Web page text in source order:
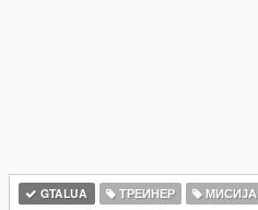
GTALUA ТРЕИНЕР МИСИЈА